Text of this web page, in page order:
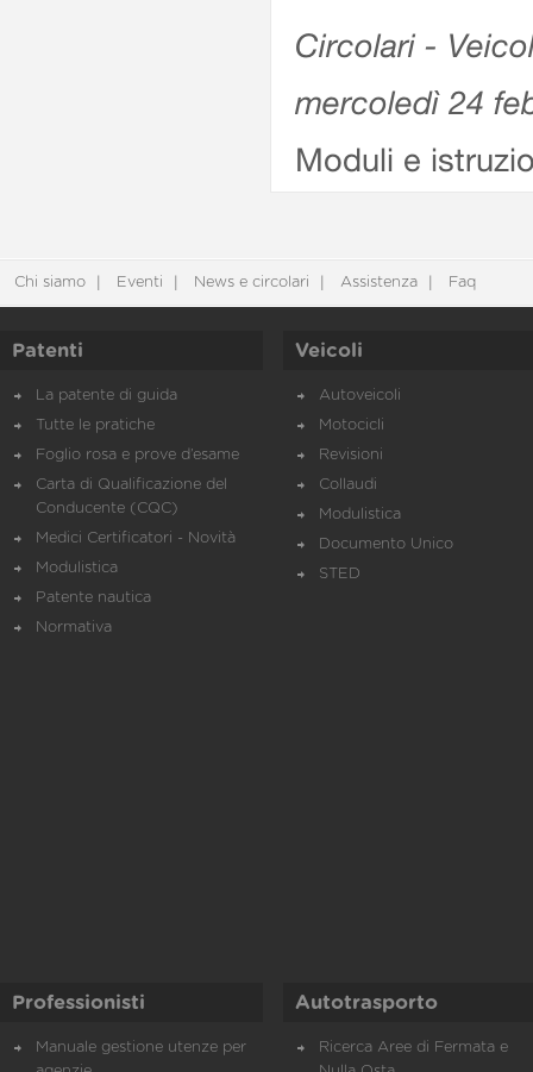
Circolari -
mercoledì 24
Moduli e
Chi siamo Eventi News e circolari Assistenza Faq
Patenti
La patente di guida
Tutte le pratiche
Foglio rosa e prove d’esame
Carta di Qualificazione del
Conducente (CQC)
Medici Certificatori - Novità
Modulistica
Patente nautica
Normativa
Veicoli
Autoveicoli
Motocicli
Revisioni
Collaudi
Modulistica
Documento Unico
STED
Professionisti
Manuale gestione utenze per
Autotrasporto
Ricerca Aree di Fermata e